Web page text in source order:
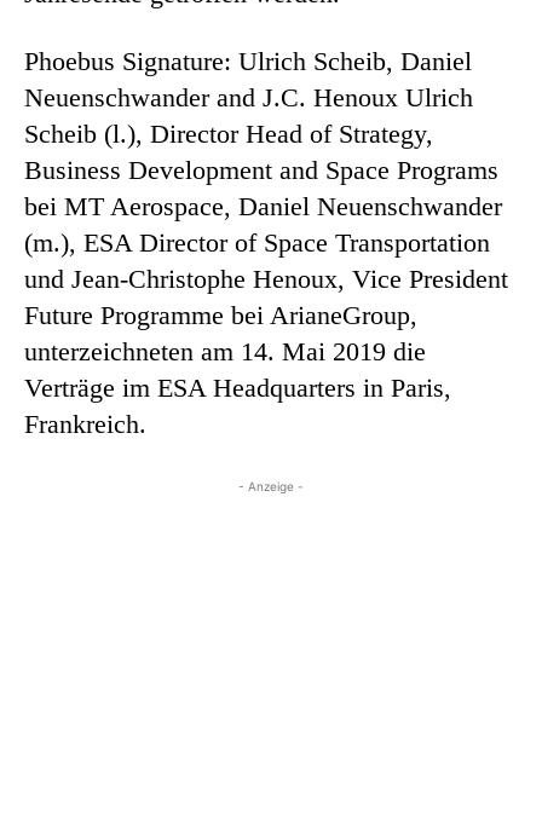
Phoebus Signature: Ulrich Scheib, Daniel
Neuenschwander and J.C. Henoux Ulrich
Scheib (l.), Director Head of Strategy,
Business Development and Space Programs
bei MT Aerospace, Daniel Neuenschwander
(m.), ESA Director of Space Transportation
und Jean-Christophe Henoux, Vice President
Future Programme bei ArianeGroup,
unterzeichneten am 14. Mai 2019 die
Verträge im ESA Headquarters in Paris,
Frankreich.
- Anzeige -